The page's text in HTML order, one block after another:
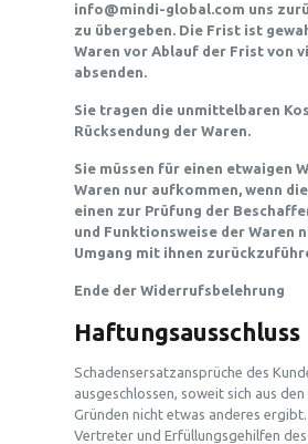
info@mindi-global.com uns
zu übergeben. Die Frist ist
Waren vor Ablauf der Frist von
absenden.
Sie tragen die unmittelbaren
Rücksendung der Waren.
Sie müssen für einen etwaigen
Waren nur aufkommen, wenn
einen zur Prüfung der
und Funktionsweise der Waren
Umgang mit ihnen
Ende der Widerrufsbelehrung
Haftungsausschluss
Schadensersatzansprüche des
ausgeschlossen, soweit sich aus
Gründen nicht etwas anderes
Vertreter und Erfüllungsgehilfen